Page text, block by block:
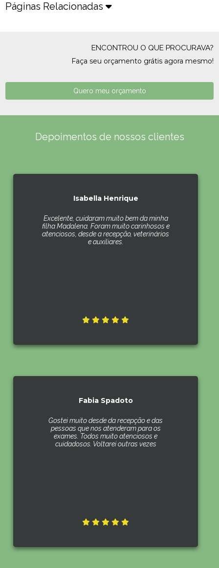
Páginas Relacionadas
ENCONTROU O QUE PROCURAVA?
Faça seu orçamento grátis agora mesmo!
Quero meu orçamento
Depoimentos de nossos clientes
Isabella Henrique
Excelente, cuidaram muito bem da minha
filha Madalena. Foram muito carinhosos e
atenciosos, desde a recepção, veterinários
e auxiliares.
Fabia Spadoto
Gostei muito desde da recepção e das
pessoas que nos atenderam para os
exames. Todos muito atenciosos e
cuidadosos. Voltarei outras vezes